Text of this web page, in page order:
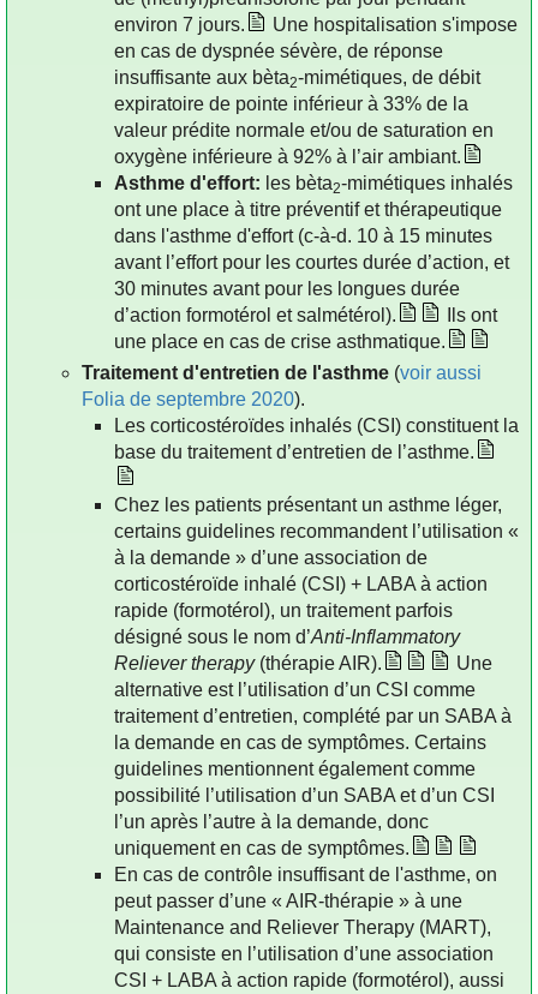
environ 7 jours.
Une hospitalisation s'impose
en cas de dyspnée sévère, de réponse
insuffisante aux bèta2-mimétiques, de débit
expiratoire de pointe inférieur à 33% de la
valeur prédite normale et/ou de saturation en
oxygène inférieure à 92% à l’air ambiant.
Asthme d'effort: les bèta2-mimétiques inhalés
ont une place à titre préventif et thérapeutique
dans l'asthme d'effort (c-à-d. 10 à 15 minutes
avant l’effort pour les courtes durée d’action, et
30 minutes avant pour les longues durée
d’action formotérol et salmétérol).
Ils ont
une place en cas de crise asthmatique.
Traitement d'entretien de l'asthme (voir aussi
Folia de septembre 2020).
Les corticostéroïdes inhalés (CSI) constituent la
base du traitement d’entretien de l’asthme.
Chez les patients présentant un asthme léger,
certains guidelines recommandent l’utilisation «
à la demande » d’une association de
corticostéroïde inhalé (CSI) + LABA à action
rapide (formotérol), un traitement parfois
désigné sous le nom d’Anti-Inflammatory
Reliever therapy(thérapie AIR).
Une
alternative est l’utilisation d’un CSI comme
traitement d’entretien, complété par un SABA à
la demande en cas de symptômes. Certains
guidelines mentionnent également comme
possibilité l’utilisation d’un SABA et d’un CSI
l’un après l’autre à la demande, donc
uniquement en cas de symptômes.
En cas de contrôle insuffisant de l'asthme, on
peut passer d’une « AIR-thérapie » à une
Maintenance and Reliever Therapy (MART),
qui consiste en l’utilisation d’une association
CSI + LABA à action rapide (formotérol), aussi